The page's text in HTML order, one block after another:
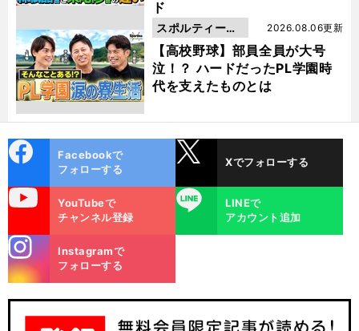
ド
【高校野球】部員全員が大号
泣！？ ハードだったPL学園時
代を支えたものとは
2026.08.06更新
スポルティーバ
動画
ok
Facebookで
フォローする
Xでフォローする
YouTubeで
チャンネル登録
LINE
LINEで
アカウント追加
m
Instagramで
フォローする